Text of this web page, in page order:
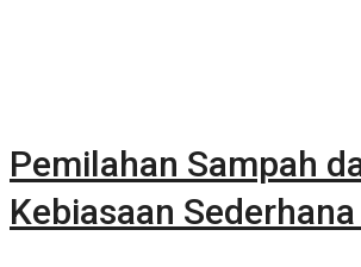
Pemilahan Sampah
Kebiasaan